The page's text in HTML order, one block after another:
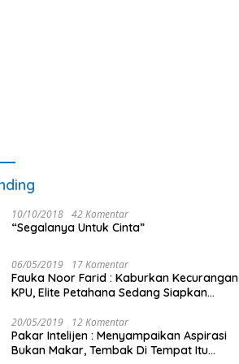
10/10/2018 42 Komentar
“Segalanya Untuk Cinta”
06/05/2019 17 Komentar
Fauka Noor Farid : Kaburkan Kecurangan
KPU, Elite Petahana Sedang Siapkan
20/05/2019 12 Komentar
Pakar Intelijen : Menyampaikan Aspirasi
Bukan Makar, Tembak Di Tempat Itu